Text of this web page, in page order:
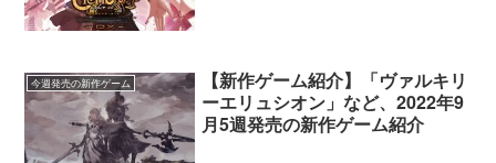
今週発売の新作ゲーム
【新作ゲーム紹介】「ヴァルキリ
ーエリュシオン」など、2022年9
月5週発売の新作ゲーム紹介